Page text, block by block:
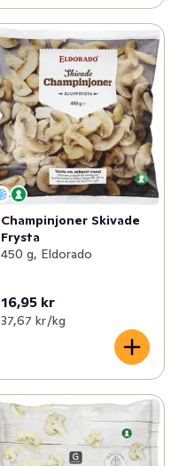
Champinjoner Skivade
Frysta
450 g, Eldorado
16,95 kr
37,67 kr /kg